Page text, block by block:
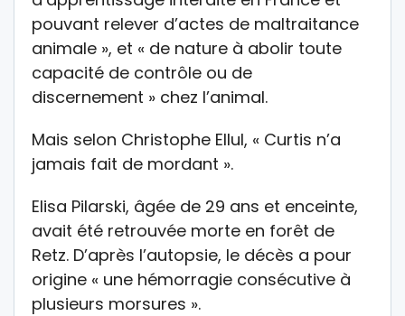
pouvant relever d’actes de maltraitance
animale », et « de nature à abolir toute
capacité de contrôle ou de
discernement » chez l’animal.
Mais selon Christophe Ellul, « Curtis n’a
jamais fait de mordant ».
Elisa Pilarski, âgée de 29 ans et enceinte,
avait été retrouvée morte en forêt de
Retz. D’après l’autopsie, le décès a pour
origine « une hémorragie consécutive à
plusieurs morsures ».